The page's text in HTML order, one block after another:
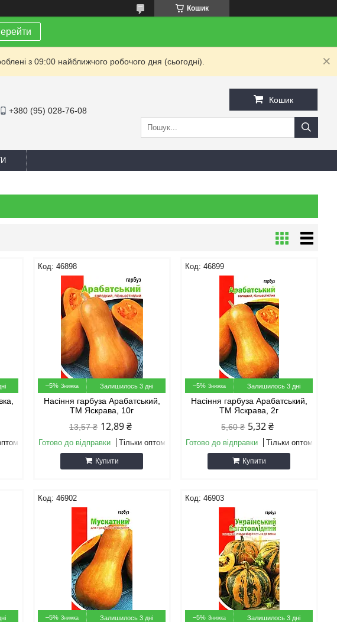
Кошик
з 09:00 найближчого робочого дня (сьогодні).
+380 (95) 028-76-08
Кошик
46898
–5% Залишилось 3 дні
Насіння гарбуза Арабатський,
ТМ Яскрава, 10г
13,57 ₴ 12,89 ₴
Готово до відправки Тільки оптом
Купити
46899
–5% Залишилось 3 дні
Насіння гарбуза Арабатський,
ТМ Яскрава, 2г
5,60 ₴ 5,32 ₴
Готово до відправки Тільки оптом
Купити
46902
–5% Залишилось 3 дні
46903
–5% Залишилось 3 дні